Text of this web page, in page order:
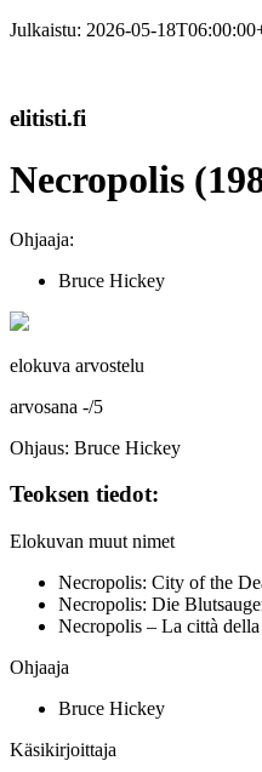
Julkaistu: 2026-05-
elitisti.fi
Necropolis
Ohjaaja:
Bruce Hickey
elokuva arvostelu
arvosana -/5
Ohjaus: Bruce Hickey
Teoksen tiedot:
Elokuvan muut nimet
Necropolis: City of the
Necropolis: Die
Necropolis – La città
Ohjaaja
Bruce Hickey
Käsikirjoittaja